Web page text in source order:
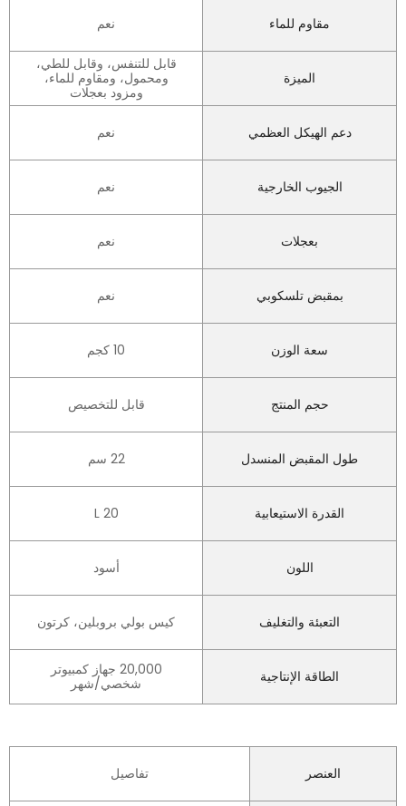
مقاوم للماء نعم
الميزة
قابل للتنفس، وقابل للطي،
ومحمول، ومقاوم للماء،
ومزود بعجلات
دعم الهيكل العظمي نعم
الجيوب الخارجية نعم
بعجلات نعم
بمقبض تلسكوبي نعم
سعة الوزن 10 كجم
حجم المنتج قابل للتخصيص
طول المقبض المنسدل 22 سم
القدرة الاستيعابية 20 L
اللون أسود
التعبئة والتغليف كيس بولي بروبلين، كرتون
الطاقة الإنتاجية
20,000 جهاز كمبيوتر
شخصي/شهر
العنصر تفاصيل